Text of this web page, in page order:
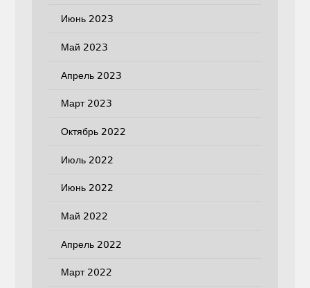
Июнь 2023
Май 2023
Апрель 2023
Март 2023
Октябрь 2022
Июль 2022
Июнь 2022
Май 2022
Апрель 2022
Март 2022